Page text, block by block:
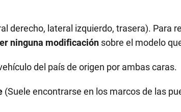
derecho, lateral izquierdo, trasera). Para
ninguna modificación sobre el modelo
del país de origen por ambas caras.
(Suele encontrarse en los marcos de las